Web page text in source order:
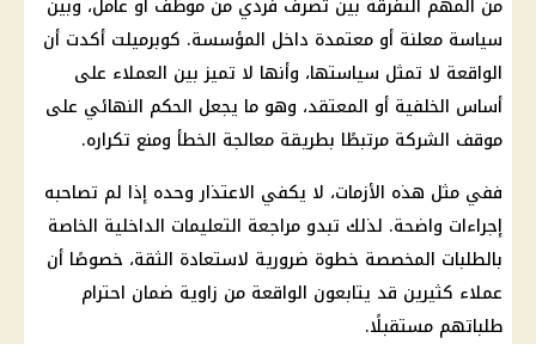
سياسة معلنة أو معتمدة داخل المؤسسة. كوبرميلت أكدت أن
الواقعة لا تمثل سياستها، وأنها لا تميز بين العملاء على
أساس الخلفية أو المعتقد، وهو ما يجعل الحكم النهائي على
موقف الشركة مرتبطًا بطريقة معالجة الخطأ ومنع تكراره.
ففي مثل هذه الأزمات، لا يكفي الاعتذار وحده إذا لم تصاحبه
إجراءات واضحة. لذلك تبدو مراجعة التعليمات الداخلية الخاصة
بالطلبات المخصصة خطوة ضرورية لاستعادة الثقة، خصوصًا أن
عملاء كثيرين قد يتابعون الواقعة من زاوية ضمان احترام
طلباتهم مستقبلًا.